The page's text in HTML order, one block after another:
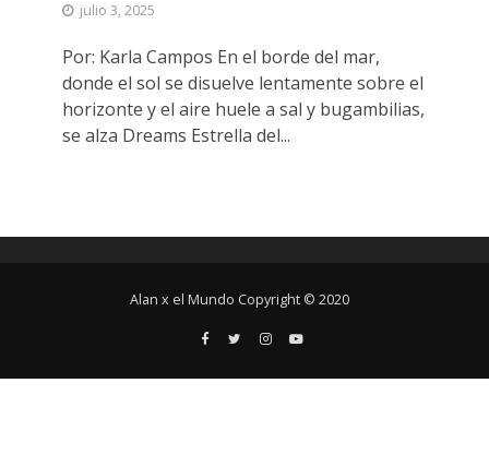
julio 3, 2025
Por: Karla Campos En el borde del mar,
donde el sol se disuelve lentamente sobre el
horizonte y el aire huele a sal y bugambilias,
se alza Dreams Estrella del...
Alan x el Mundo Copyright © 2020